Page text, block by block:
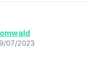
07/2023